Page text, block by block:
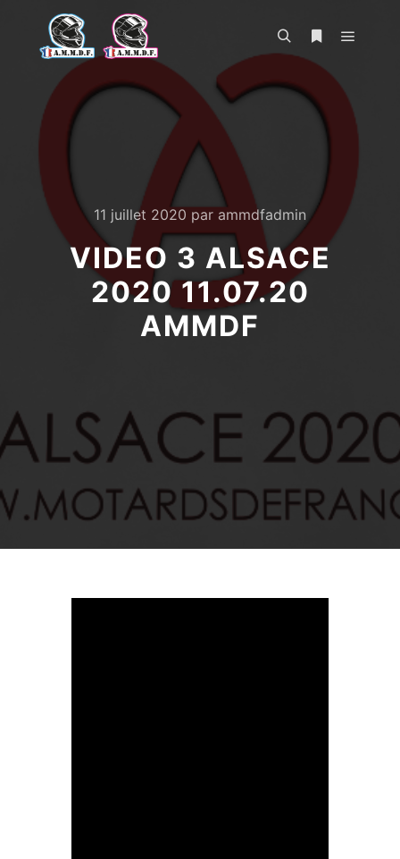
Rechercher
11 juillet 2020 par ammdfadmin
VIDEO 3 ALSACE
2020 11.07.20
AMMDF